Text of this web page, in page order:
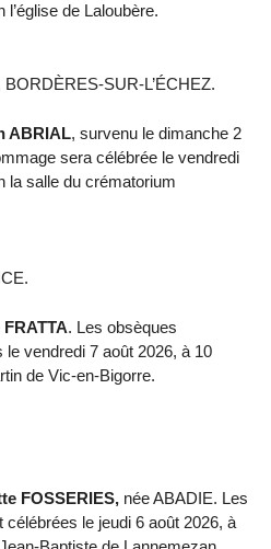
de Laloubère.
SUR-L’ÉCHEZ.
ABRIAL, survenu le dimanche 2
sera célébrée le vendredi
la salle du crématorium
. Les obsèques
vendredi 7 août 2026, à 10
de Vic-en-Bigorre.
FOSSERIES, née ABADIE. Les
le jeudi 6 août 2026, à